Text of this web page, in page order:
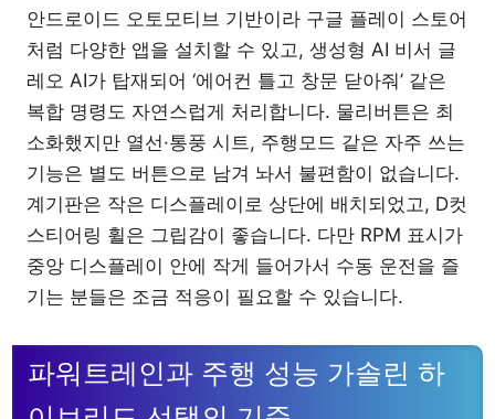
안드로이드 오토모티브 기반이라 구글 플레이 스토어
처럼 다양한 앱을 설치할 수 있고, 생성형 AI 비서 글
레오 AI가 탑재되어 ‘에어컨 틀고 창문 닫아줘’ 같은
복합 명령도 자연스럽게 처리합니다. 물리버튼은 최
소화했지만 열선·통풍 시트, 주행모드 같은 자주 쓰는
기능은 별도 버튼으로 남겨 놔서 불편함이 없습니다.
계기판은 작은 디스플레이로 상단에 배치되었고, D컷
스티어링 휠은 그립감이 좋습니다. 다만 RPM 표시가
중앙 디스플레이 안에 작게 들어가서 수동 운전을 즐
기는 분들은 조금 적응이 필요할 수 있습니다.
파워트레인과 주행 성능 가솔린 하